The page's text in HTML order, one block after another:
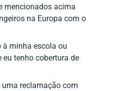
mencionados acima
na Europa com o
à minha escola ou
tenho cobertura de
reclamação com